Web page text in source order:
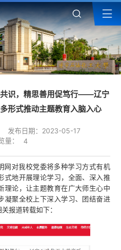
识，精思善用促笃行——辽宁
形式推动主题教育入脑入心
发布日期：2023-05-17
量：
4
网对我校党委将多种学习方式有机
式地开展理论学习，全面、深入推
理论，让主题教育在广大师生心中
凝聚全校上下深入学习、团结奋进
报道转载如下：